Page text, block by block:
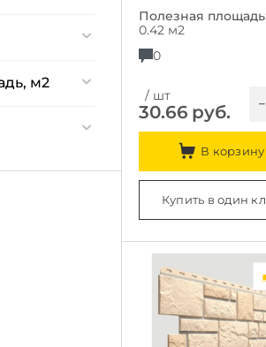
м2
Полезная
0.42 м2
0
/ шт
30.66 руб. −
В корзину
Купить в один